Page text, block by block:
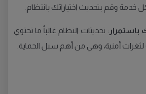
خدمة وقم بتحديث اختياراتك بانتظام.
: تحديثات النظام غالباً ما تحتوي
أمنية، وهي من أهم سبل الحماية.